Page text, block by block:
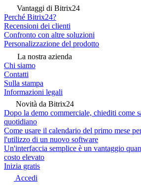
Vantaggi di Bitrix24
Perché Bitrix24?
Recensioni dei clienti
Confronto con altre soluzioni
Personalizzazione del prodotto
La nostra azienda
Chi siamo
Contatti
Sulla stampa
Informazioni legali
Novità da Bitrix24
Dopo la demo commerciale, chiediti come
quotidiano
Come usare il calendario del primo mese
l'utilizzo di un nuovo software
Un'interfaccia semplice è un vantaggio
costo elevato
Inizia gratis
Accedi